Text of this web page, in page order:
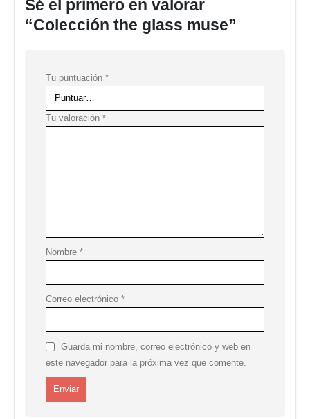
Sé el primero en valorar
“Colección the glass muse”
Tu puntuación *
Tu valoración *
Nombre *
Correo electrónico *
Guarda mi nombre, correo electrónico y web en
este navegador para la próxima vez que comente.